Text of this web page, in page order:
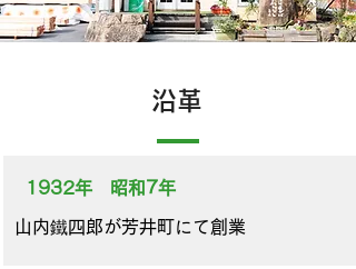
​沿革
1932年 昭和7年
​山内鐵四郎が芳井町にて創業